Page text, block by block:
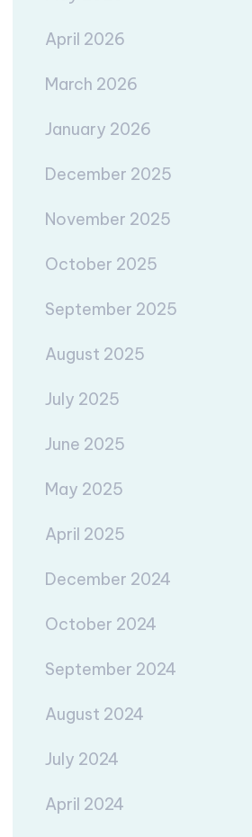
April 2026
March 2026
January 2026
December 2025
November 2025
October 2025
September 2025
August 2025
July 2025
June 2025
May 2025
April 2025
December 2024
October 2024
September 2024
August 2024
July 2024
April 2024